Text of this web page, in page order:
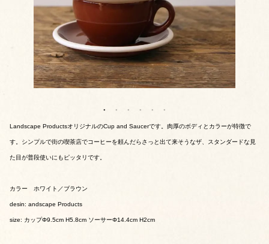
Landscape ProductsオリジナルのCup and Saucerです。肉厚のボディとカラーが特徴で
す。シンプルで街の喫茶店でコーヒーを頼んだらさっと出て来そうなザ、スタンダードな見
た目が普段使いにもピッタリです。
カラー ホワイト／ブラウン
desin: andscape Products
size: カップΦ9.5cm H5.8cm ソーサーΦ14.4cm H2cm